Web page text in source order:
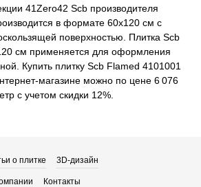
41Zero42 Scb производителя
в формате 60x120 см с
поверхностью. Плитка Scb
см применяется для оформления
Купить плитку Scb Flamed 4101001
магазине можно по цене 6 076
с учетом скидки 12%.
о плитке 3D-дизайн
Контакты